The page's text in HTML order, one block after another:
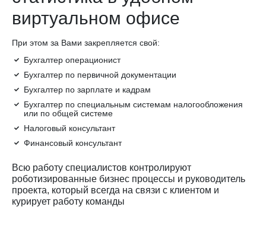
виртуальном офисе
При этом за Вами закрепляется свой:
Бухгалтер операционист
Бухгалтер по первичной документации
Бухгалтер по зарплате и кадрам
Бухгалтер по специальным системам налогообложения
или по общей системе
Налоговый консультант
Финансовый консультант
Всю работу специалистов контролируют
роботизированные бизнес процессы и руководитель
проекта, который всегда на связи с клиентом и
курирует работу команды